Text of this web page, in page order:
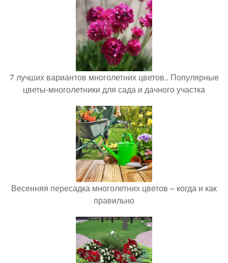
7 лучших вариантов многолетних цветов.. Популярные
цветы-многолетники для сада и дачного участка
Весенняя пересадка многолетних цветов – когда и как
правильно